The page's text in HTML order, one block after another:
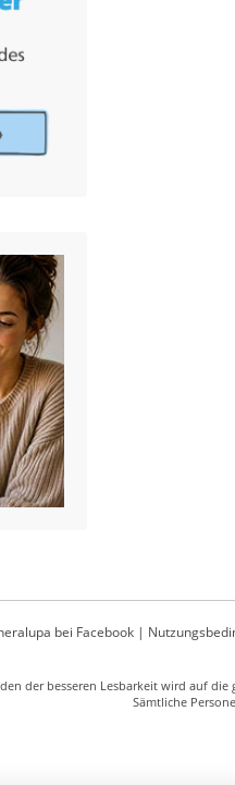
bei Facebook|
der besseren Lesbarkeit wird auf
Sämtliche